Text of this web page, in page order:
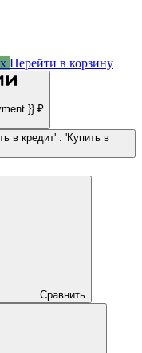
Перейти в корзину
}} ₽
в кредит' : 'Купить в
Сравнить